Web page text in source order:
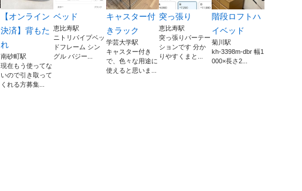
【オンライン
決済】背もた
れ
南砂町駅
現在もう使ってな
いので引き取って
くれる方募集...
ベッド
恵比寿駅
ニトリパイプベッ
ドフレーム シン
グル バジー...
キャスター付
きラック
学芸大学駅
キャスター付き
で、色々な用途に
使えると思いま...
突っ張り
恵比寿駅
突っ張りパーテー
ションです 分か
りやすくまと...
階段ロフトハ
イベッド
菊川駅
kh-3398m-dbr 幅1
000×長さ2...